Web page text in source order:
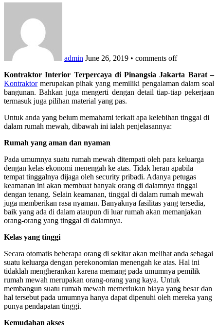
admin June 26, 2019 • comments off
Kontraktor Interior Terpercaya di Pinangsia Jakarta Barat –
Kontraktormerupakan pihak yang memiliki pengalaman dalam soal
bangunan. Bahkan juga mengerti dengan detail tiap-tiap pekerjaan
termasuk juga pilihan material yang pas.
Untuk anda yang belum memahami terkait apa kelebihan tinggal di
dalam rumah mewah, dibawah ini ialah penjelasannya:
Rumah yang aman dan nyaman
Pada umumnya suatu rumah mewah ditempati oleh para keluarga
dengan kelas ekonomi menengah ke atas. Tidak heran apabila
tempat tinggalnya dijaga oleh security pribadi. Adanya petugas
keamanan ini akan membuat banyak orang di dalamnya tinggal
dengan tenang. Selain keamanan, tinggal di dalam rumah mewah
juga memberikan rasa nyaman. Banyaknya fasilitas yang tersedia,
baik yang ada di dalam ataupun di luar rumah akan memanjakan
orang-orang yang tinggal di dalamnya.
Kelas yang tinggi
Secara otomatis beberapa orang di sekitar akan melihat anda sebagai
suatu keluarga dengan perekonomian menengah ke atas. Hal ini
tidaklah mengherankan karena memang pada umumnya pemilik
rumah mewah merupakan orang-orang yang kaya. Untuk
membangun suatu rumah mewah memerlukan biaya yang besar dan
hal tersebut pada umumnya hanya dapat dipenuhi oleh mereka yang
punya pendapatan tinggi.
Kemudahan akses